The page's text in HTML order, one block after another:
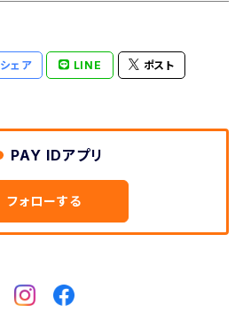
シェア LINE ポスト
PAY IDアプリ
フォローする